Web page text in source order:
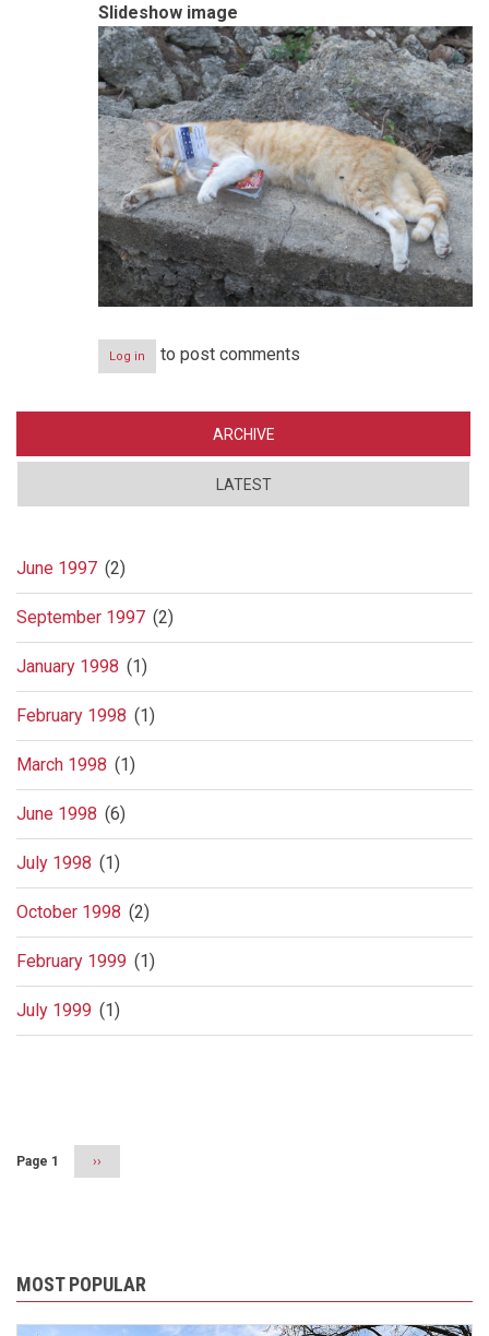
Slideshow image
Log in to post comments
ARCHIVE
LATEST
June 1997 (2)
September 1997 (2)
January 1998 (1)
February 1998 (1)
March 1998 (1)
June 1998 (6)
July 1998 (1)
October 1998 (2)
February 1999 (1)
July 1999 (1)
Page 1
Next
page
››
MOST POPULAR